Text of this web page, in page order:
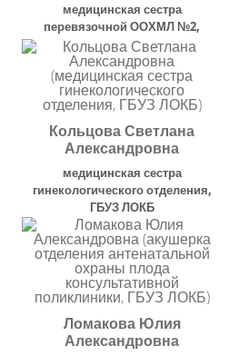
медицинская сестра
перевязочной ООХМЛ №2,
ГБУЗ ЛОКОД
Кольцова Светлана
Александровна
медицинская сестра
гинекологического отделения,
ГБУЗ ЛОКБ
Ломакова Юлия
Александровна